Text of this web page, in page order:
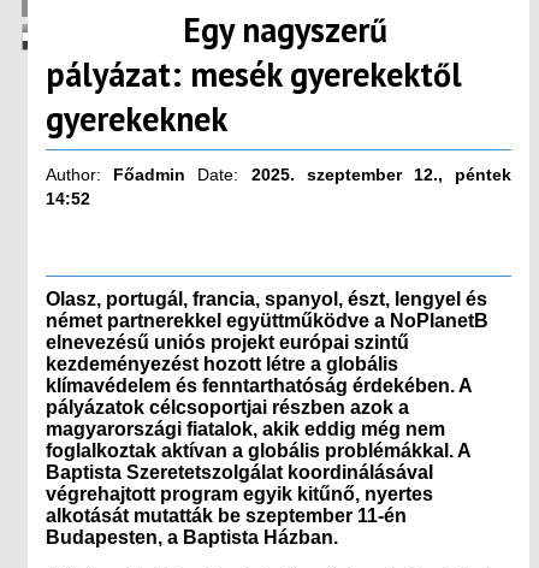
Egy nagyszerű
pályázat: mesék gyerekektől
gyerekeknek
Author: Főadmin Date: 2025. szeptember 12., péntek
14:52
Olasz, portugál, francia, spanyol, észt, lengyel és
német partnerekkel együttműködve a NoPlanetB
elnevezésű uniós projekt európai szintű
kezdeményezést hozott létre a globális
klímavédelem és fenntarthatóság érdekében. A
pályázatok célcsoportjai részben azok a
magyarországi fiatalok, akik eddig még nem
foglalkoztak aktívan a globális problémákkal. A
Baptista Szeretetszolgálat koordinálásával
végrehajtott program egyik kitűnő, nyertes
alkotását mutatták be szeptember 11-én
Budapesten, a Baptista Házban.